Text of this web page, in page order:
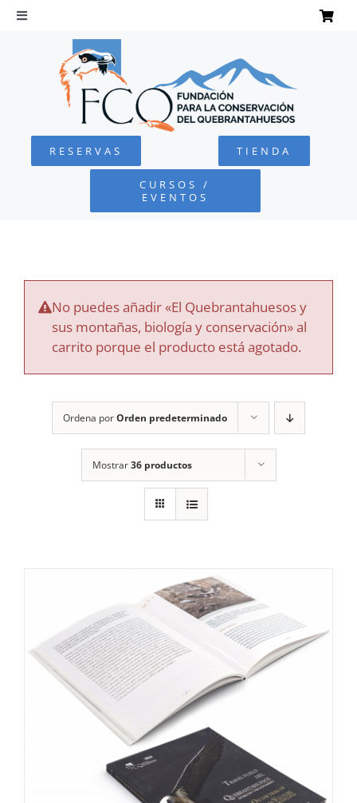
Saltar
Toggle
Navigation
QUEBRANTAHUESOS
FUNDACIÓN
COLABORA
RECURSOS
NOTICIAS
CONTACTO
RESERVAS TIENDA
CURSOS /
EVENTOS
No puedes añadir «El Quebrantahuesos y
sus montañas, biología y conservación» al
carrito porque el producto está agotado.
Ordena porOrden predeterminado
Mostrar36 productos